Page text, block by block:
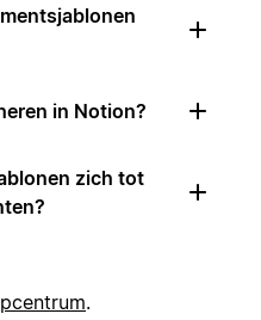
in Notion?
zich tot
.